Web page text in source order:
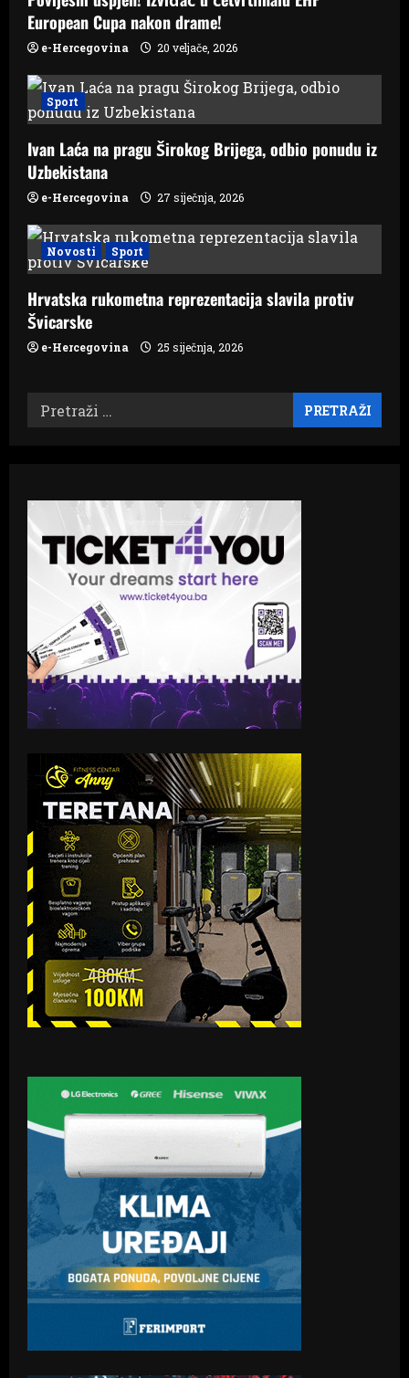
n
European Cupa nakon drame!
e-Hercegovina 20 veljače, 2026
Sport
Ivan Laća na pragu Širokog Brijega, odbio ponudu iz
Uzbekistana
e-Hercegovina 27 siječnja, 2026
Novosti Sport
Hrvatska rukometna reprezentacija slavila protiv
Švicarske
e-Hercegovina 25 siječnja, 2026
Pretraži: